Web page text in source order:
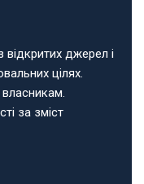
відкритих джерел і
цілях.
власникам.
за зміст